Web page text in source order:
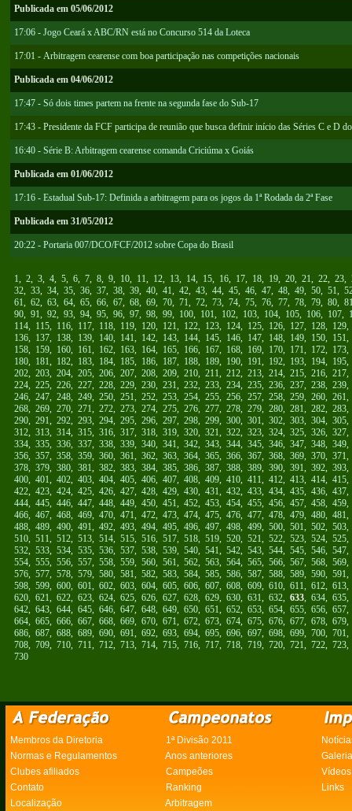
Publicada em 05/06/2012
17:06 - Jogo Ceará x ABC/RN está no Concurso 514 da Loteca
17:01 - Arbitragem cearense com boa participação nas competições nacionais
Publicada em 04/06/2012
17:47 - Só dois times partem na frente na segunda fase do Sub-17
17:43 - Presidente da FCF participa de reunião que busca definir início das Séries C e D
16:40 - Série B: Arbitragem cearense comanda Criciúma x Goiás
Publicada em 01/06/2012
17:16 - Estadual Sub-17: Definida a arbitragem para os jogos da 1ª Rodada da 2ª Fase
Publicada em 31/05/2012
20:22 - Portaria 007/DCO/FCF/2012 sobre Copa do Brasil
1, 2, 3, 4, 5, 6, 7, 8, 9, 10, 11, 12, 13, 14, 15, 16, 17, 18, 19, 20, 21, 22, 23,
32, 33, 34, 35, 36, 37, 38, 39, 40, 41, 42, 43, 44, 45, 46, 47, 48, 49, 50, 51,
61, 62, 63, 64, 65, 66, 67, 68, 69, 70, 71, 72, 73, 74, 75, 76, 77, 78, 79, 80,
90, 91, 92, 93, 94, 95, 96, 97, 98, 99, 100, 101, 102, 103, 104, 105, 106, 107,
114, 115, 116, 117, 118, 119, 120, 121, 122, 123, 124, 125, 126, 127, 128, 129
136, 137, 138, 139, 140, 141, 142, 143, 144, 145, 146, 147, 148, 149, 150, 151
158, 159, 160, 161, 162, 163, 164, 165, 166, 167, 168, 169, 170, 171, 172, 173
180, 181, 182, 183, 184, 185, 186, 187, 188, 189, 190, 191, 192, 193, 194, 195
202, 203, 204, 205, 206, 207, 208, 209, 210, 211, 212, 213, 214, 215, 216, 217
224, 225, 226, 227, 228, 229, 230, 231, 232, 233, 234, 235, 236, 237, 238, 239
246, 247, 248, 249, 250, 251, 252, 253, 254, 255, 256, 257, 258, 259, 260, 261
268, 269, 270, 271, 272, 273, 274, 275, 276, 277, 278, 279, 280, 281, 282, 283
290, 291, 292, 293, 294, 295, 296, 297, 298, 299, 300, 301, 302, 303, 304, 305
312, 313, 314, 315, 316, 317, 318, 319, 320, 321, 322, 323, 324, 325, 326, 327
334, 335, 336, 337, 338, 339, 340, 341, 342, 343, 344, 345, 346, 347, 348, 349
356, 357, 358, 359, 360, 361, 362, 363, 364, 365, 366, 367, 368, 369, 370, 371
378, 379, 380, 381, 382, 383, 384, 385, 386, 387, 388, 389, 390, 391, 392, 393
400, 401, 402, 403, 404, 405, 406, 407, 408, 409, 410, 411, 412, 413, 414, 415
422, 423, 424, 425, 426, 427, 428, 429, 430, 431, 432, 433, 434, 435, 436, 437
444, 445, 446, 447, 448, 449, 450, 451, 452, 453, 454, 455, 456, 457, 458, 459
466, 467, 468, 469, 470, 471, 472, 473, 474, 475, 476, 477, 478, 479, 480, 481
488, 489, 490, 491, 492, 493, 494, 495, 496, 497, 498, 499, 500, 501, 502, 503
510, 511, 512, 513, 514, 515, 516, 517, 518, 519, 520, 521, 522, 523, 524, 525
532, 533, 534, 535, 536, 537, 538, 539, 540, 541, 542, 543, 544, 545, 546, 547
554, 555, 556, 557, 558, 559, 560, 561, 562, 563, 564, 565, 566, 567, 568, 569
576, 577, 578, 579, 580, 581, 582, 583, 584, 585, 586, 587, 588, 589, 590, 591
598, 599, 600, 601, 602, 603, 604, 605, 606, 607, 608, 609, 610, 611, 612, 613
620, 621, 622, 623, 624, 625, 626, 627, 628, 629, 630, 631, 632, 633, 634, 635
642, 643, 644, 645, 646, 647, 648, 649, 650, 651, 652, 653, 654, 655, 656, 657
664, 665, 666, 667, 668, 669, 670, 671, 672, 673, 674, 675, 676, 677, 678, 679
686, 687, 688, 689, 690, 691, 692, 693, 694, 695, 696, 697, 698, 699, 700, 701
708, 709, 710, 711, 712, 713, 714, 715, 716, 717, 718, 719, 720, 721, 722, 723
730
Membros da Diretoria 1ª Divisão 2011
Normas e Regulamentos
Anos anteriores
Clubes afiliados
Campeões
Vídeos
Contato
Ranking
Links
Localização
Arbitragem